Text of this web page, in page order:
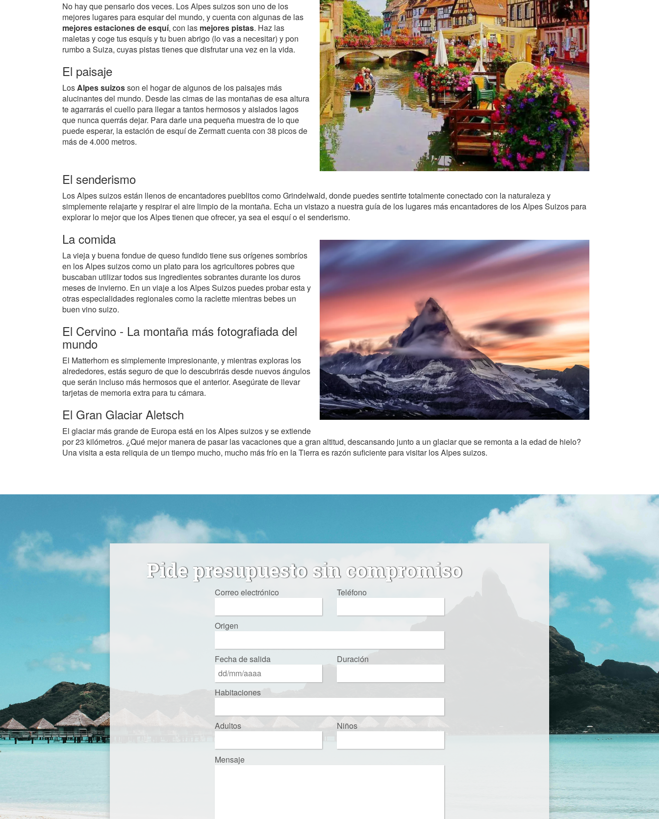
No hay que pensarlo dos veces. Los Alpes suizos son uno de los
mejores lugares para esquiar del mundo, y cuenta con algunas de las
mejores estaciones de esquí, con las mejores pistas. Haz las
maletas y coge tus esquís y tu buen abrigo (lo vas a necesitar) y pon
rumbo a Suiza, cuyas pistas tienes que disfrutar una vez en la vida.
El paisaje
LosAlpes suizosson el hogar de algunos de los paisajes más
alucinantes del mundo. Desde las cimas de las montañas de esa altura
te agarrarás el cuello para llegar a tantos hermosos y aislados lagos
que nunca querrás dejar. Para darle una pequeña muestra de lo que
puede esperar, la estación de esquí de Zermatt cuenta con 38 picos de
más de 4.000 metros.
El senderismo
Los Alpes suizos están llenos de encantadores pueblitos como Grindelwald, donde puedes sentirte totalmente conectado con la naturaleza y
simplemente relajarte y respirar el aire limpio de la montaña. Echa un vistazo a nuestra guía de los lugares más encantadores de los Alpes Suizos para
explorar lo mejor que los Alpes tienen que ofrecer, ya sea el esquí o el senderismo.
La comida
La vieja y buena fondue de queso fundido tiene sus orígenes sombríos
en los Alpes suizos como un plato para los agricultores pobres que
buscaban utilizar todos sus ingredientes sobrantes durante los duros
meses de invierno. En un viaje a los Alpes Suizos puedes probar esta y
otras especialidades regionales como la raclette mientras bebes un
buen vino suizo.
El Cervino - La montaña más fotografiada del
mundo
El Matterhorn es simplemente impresionante, y mientras exploras los
alrededores, estás seguro de que lo descubrirás desde nuevos ángulos
que serán incluso más hermosos que el anterior. Asegúrate de llevar
tarjetas de memoria extra para tu cámara.
El Gran Glaciar Aletsch
El glaciar más grande de Europa está en los Alpes suizos y se extiende
por 23 kilómetros. ¿Qué mejor manera de pasar las vacaciones que a gran altitud, descansando junto a un glaciar que se remonta a la edad de hielo?
Una visita a esta reliquia de un tiempo mucho, mucho más frío en la Tierra es razón suficiente para visitar los Alpes suizos.
Pide presupuesto sin compromiso
Correo electrónico Teléfono
Origen
Fecha de salida Duración
Habitaciones
Adultos Niños
Mensaje